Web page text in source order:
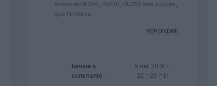
échec et l’A320, l’a330, l’A350 des succès,
que l’inverse.
RÉPONDRE
tamine a
commenté :
9 mai 2019 -
22 h 25 min